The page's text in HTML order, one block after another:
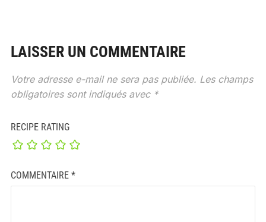
LAISSER UN COMMENTAIRE
Votre adresse e-mail ne sera pas publiée. Les champs
obligatoires sont indiqués avec *
RECIPE RATING
COMMENTAIRE *